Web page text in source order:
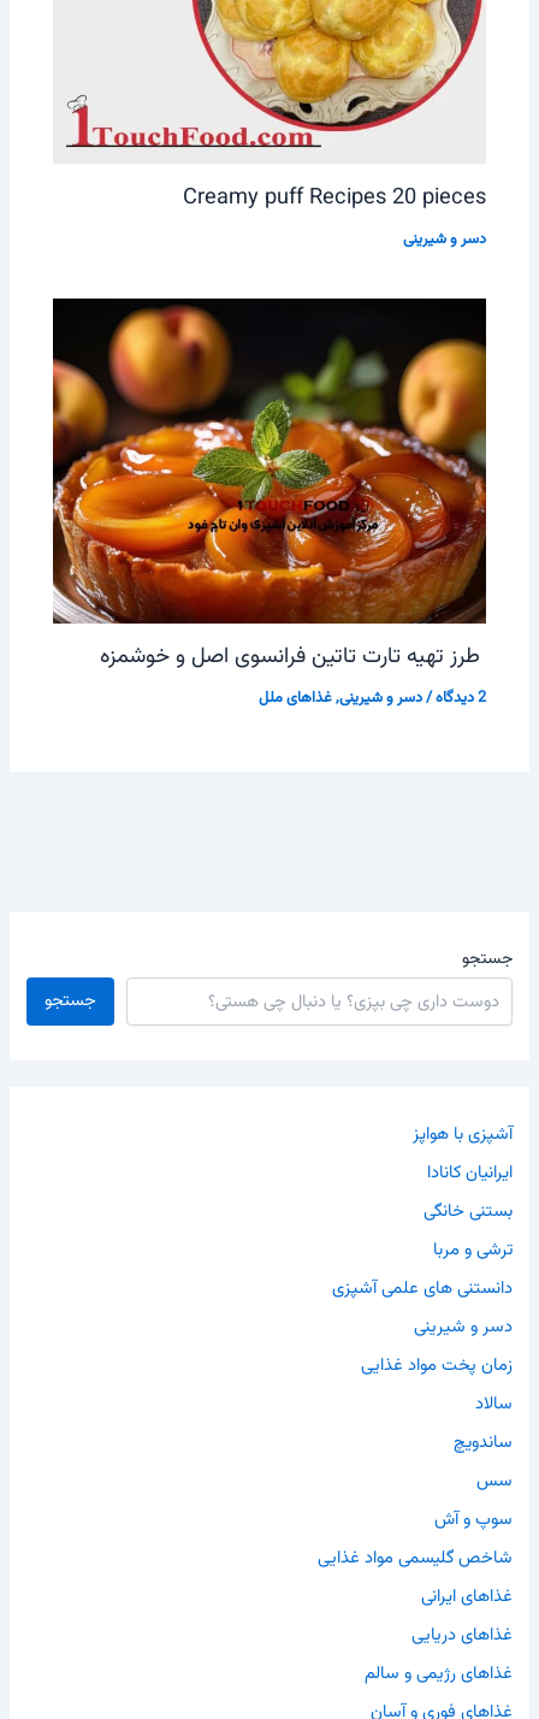
Creamy puff Recipes 20 pieces
دسر و شیرینی
طرز تهیه تارت تاتین فرانسوی اصل و خوشمزه
2 دیدگاه /دسر و شیرینی,غذاهای ملل
جستجو
جستجو
آشپزی با هواپز
ایرانیان کانادا
بستنی خانگی
ترشی و مربا
دانستنی های علمی آشپزی
دسر و شیرینی
زمان پخت مواد غذایی
سالاد
ساندویچ
سس
سوپ و آش
شاخص گلیسمی مواد غذایی
غذاهای ایرانی
غذاهای دریایی
غذاهای رژیمی و سالم
غذاهای فوری و آسان